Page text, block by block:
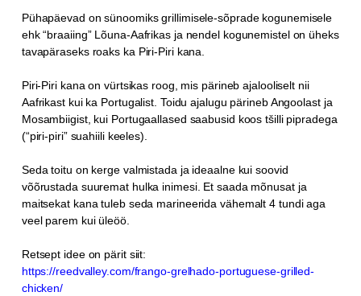
Pühapäevad on sünoomiks grillimisele-sõprade kogunemisele
ehk “braaiing” Lõuna-Aafrikas ja nendel kogunemistel on üheks
tavapäraseks roaks ka Piri-Piri kana.
Piri-Piri kana on vürtsikas roog, mis pärineb ajalooliselt nii
Aafrikast kui ka Portugalist. Toidu ajalugu pärineb Angoolast ja
Mosambiigist, kui Portugaallased saabusid koos tšilli pipradega
(“piri-piri” suahiili keeles).
Seda toitu on kerge valmistada ja ideaalne kui soovid
võõrustada suuremat hulka inimesi. Et saada mõnusat ja
maitsekat kana tuleb seda marineerida vähemalt 4 tundi aga
veel parem kui üleöö.
Retsept idee on pärit siit:
https://reedvalley.com/frango-grelhado-portuguese-grilled-
chicken/